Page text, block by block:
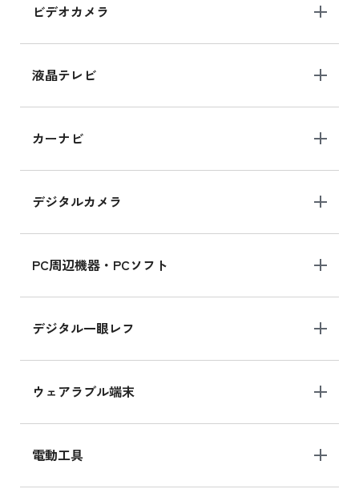
ビデオカメラ
液晶テレビ
カーナビ
デジタルカメラ
PC周辺機器・PCソフト
デジタル一眼レフ
ウェアラブル端末
電動工具
iPhone 15 128GB シリーズ
iPhone 15 128GB の新品買取価格
MK2K3J/Aの新品買取価格はこちら